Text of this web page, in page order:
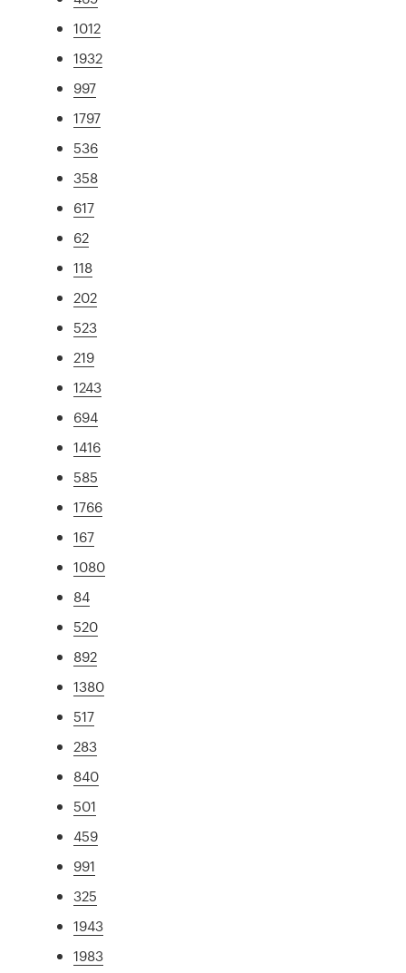
1012
1932
997
1797
536
358
617
62
118
202
523
219
1243
694
1416
585
1766
167
1080
84
520
892
1380
517
283
840
501
459
991
325
1943
1983